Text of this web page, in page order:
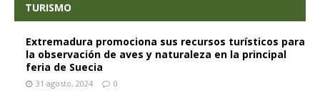
TURISMO
Extremadura promociona sus recursos turísticos para
la observación de aves y naturaleza en la principal
feria de Suecia
31 agosto, 2024 0